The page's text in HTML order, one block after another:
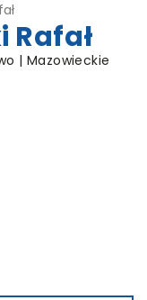
Rafał
| Mazowieckie